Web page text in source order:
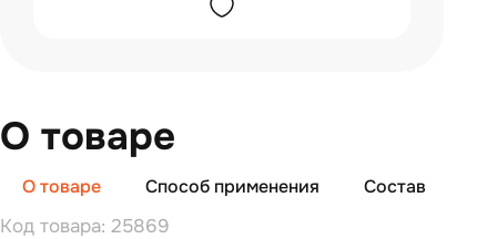
О товаре
О товаре Способ применения Состав
Код товара: 25869